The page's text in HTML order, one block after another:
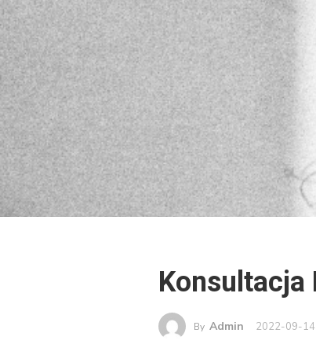
Konsultacja
By Admin 2022-09-14